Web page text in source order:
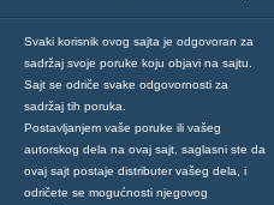
Svaki korisnik ovog sajta je odgovoran za
sadržaj svoje poruke koju objavi na sajtu.
Sajt se odriče svake odgovornosti za
sadržaj tih poruka.
Postavljanjem vaše poruke ili vašeg
autorskog dela na ovaj sajt, saglasni ste da
ovaj sajt postaje distributer vašeg dela, i
odričete se mogućnosti njegovog